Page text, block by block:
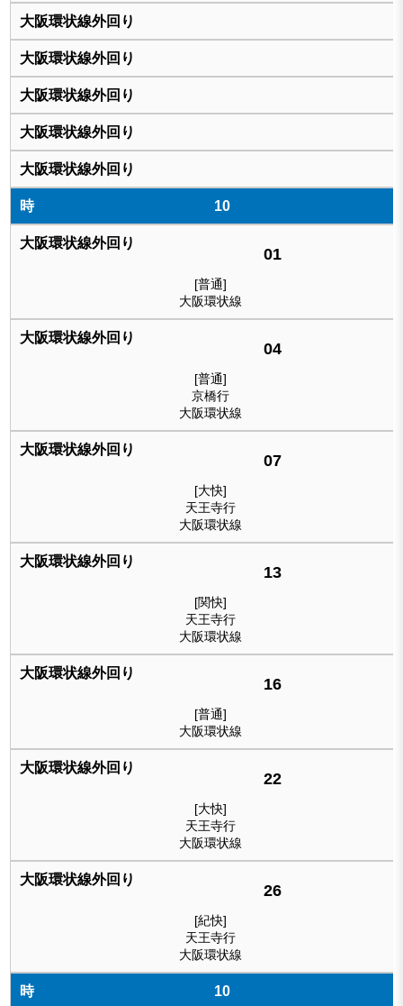
10
01
[普通]
大阪環状線
04
[普通]
京橋行
大阪環状線
07
[大快]
天王寺行
大阪環状線
13
[関快]
天王寺行
大阪環状線
16
[普通]
大阪環状線
22
[大快]
天王寺行
大阪環状線
26
[紀快]
天王寺行
大阪環状線
10